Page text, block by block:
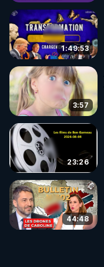
1:49:53
3:57
23:26
44:48